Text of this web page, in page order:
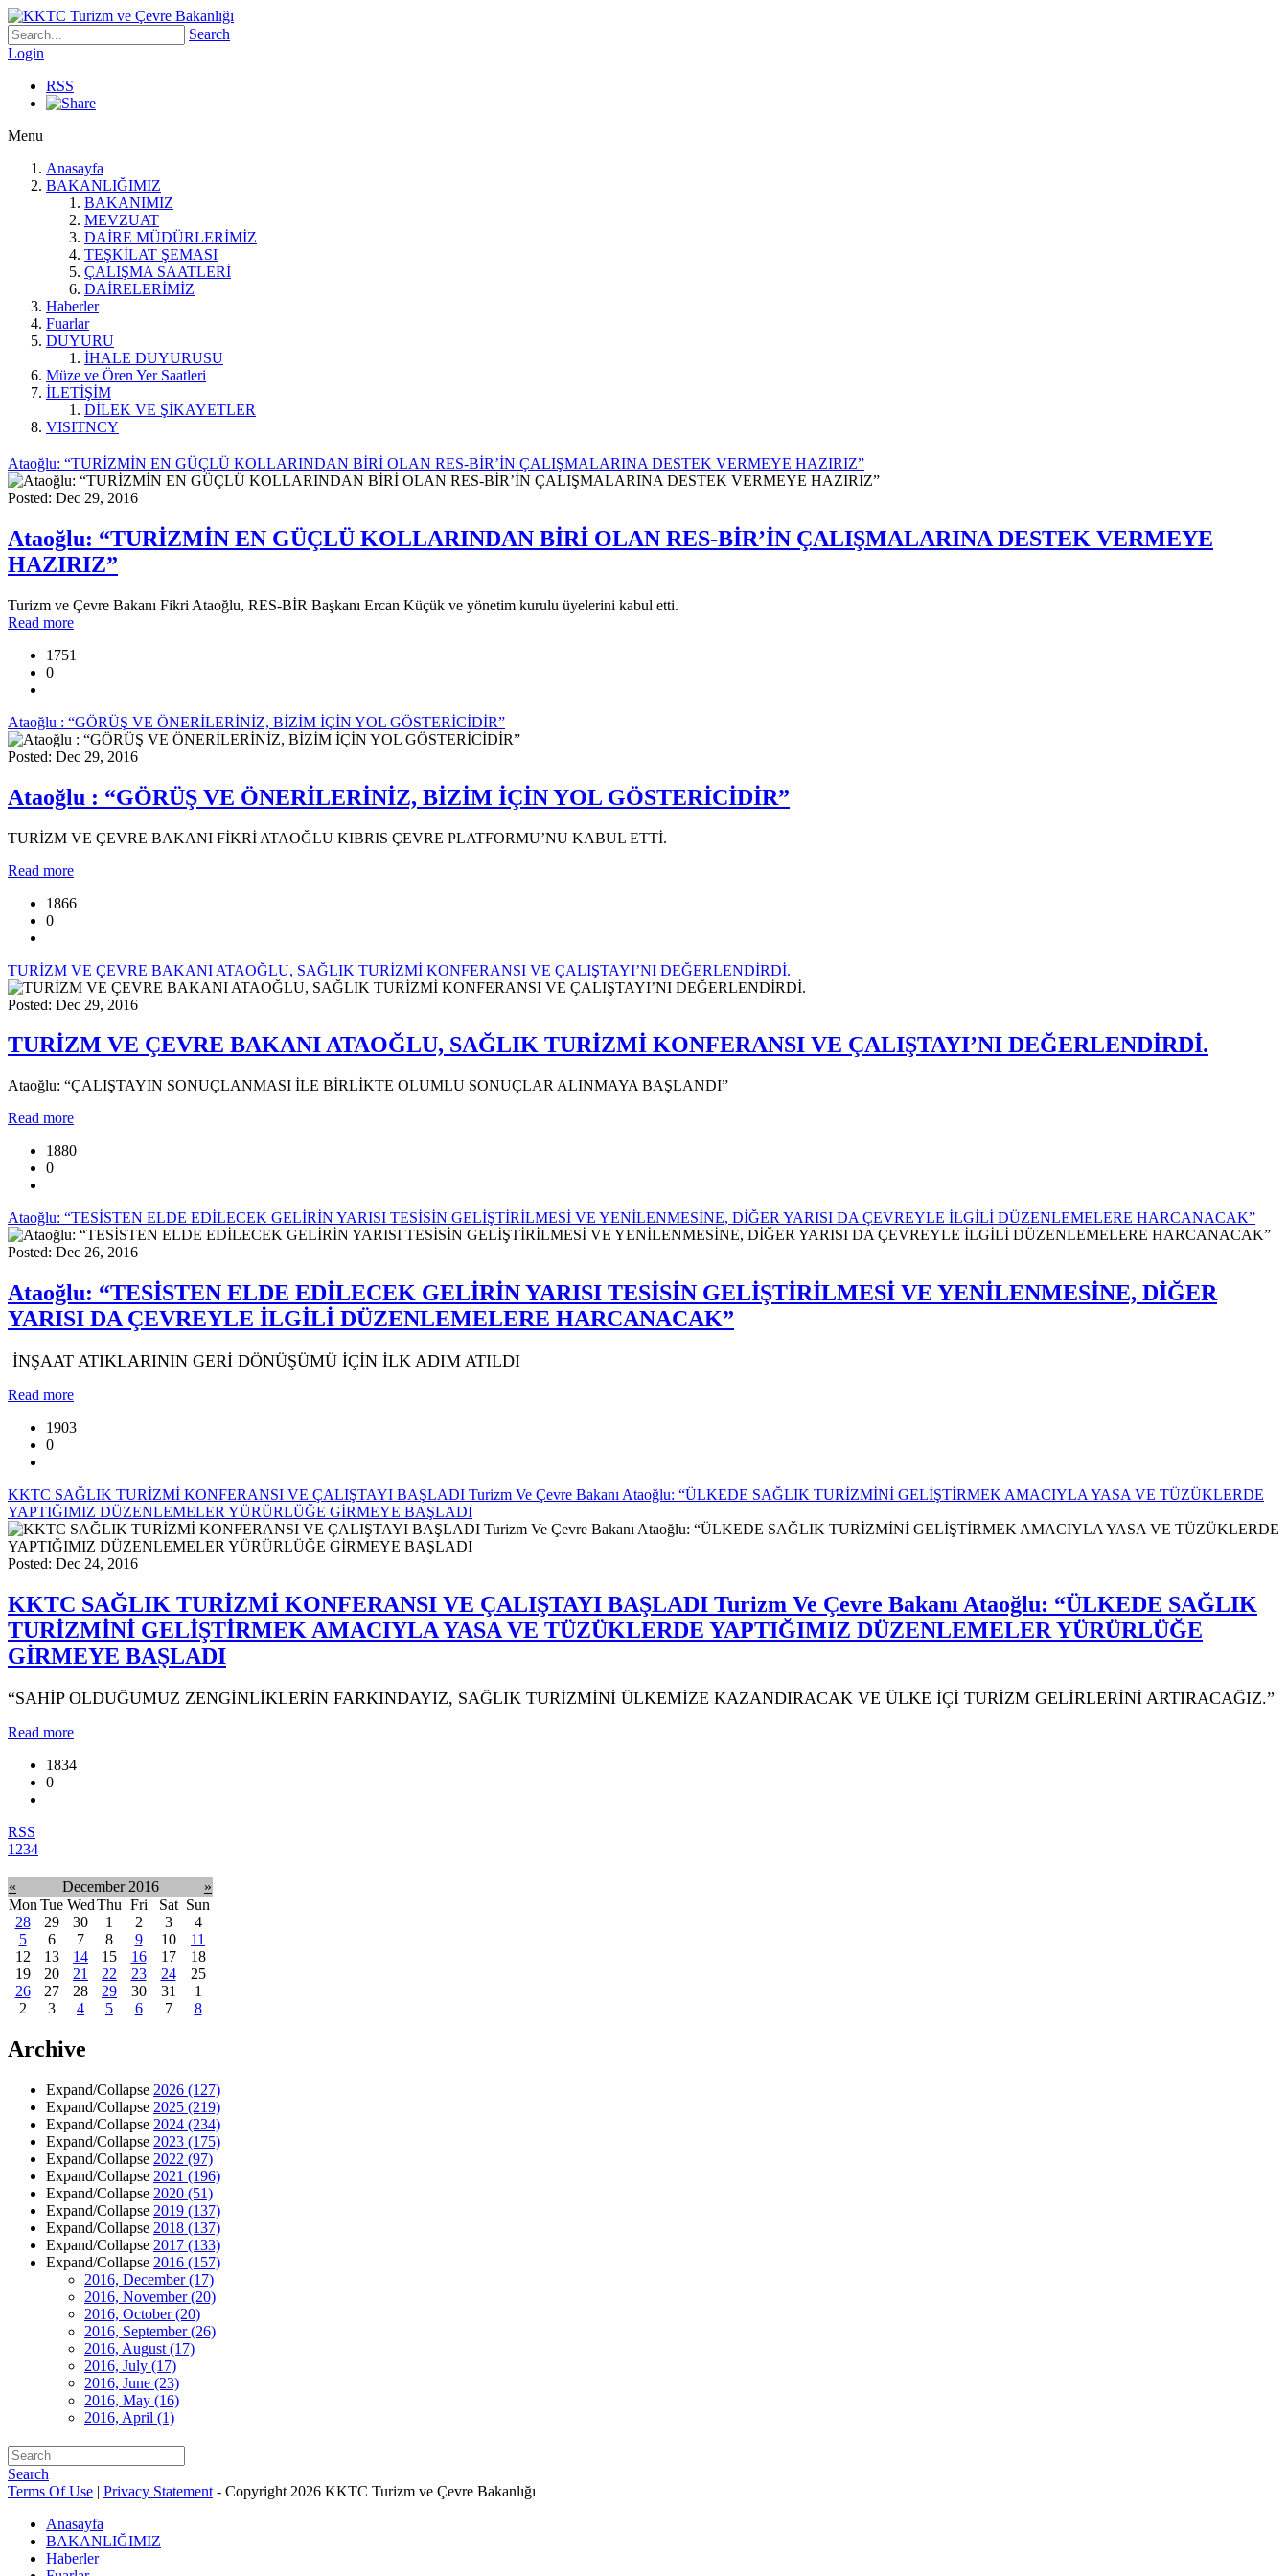
Search
Login
RSS
Menu
Anasayfa
BAKANLIĞIMIZ
BAKANIMIZ
MEVZUAT
DAİRE MÜDÜRLERİMİZ
TEŞKİLAT ŞEMASI
ÇALIŞMA SAATLERİ
DAİRELERİMİZ
Haberler
Fuarlar
DUYURU
İHALE DUYURUSU
Müze ve Ören Yer Saatleri
İLETİŞİM
DİLEK VE ŞİKAYETLER
VISITNCY
Ataoğlu: “TURİZMİN EN GÜÇLÜ KOLLARINDAN BİRİ OLAN RES-BİR’İN ÇALIŞMALARINA DESTEK VERMEYE HAZIRIZ”
Posted: Dec 29, 2016
Ataoğlu: “TURİZMİN EN GÜÇLÜ KOLLARINDAN BİRİ OLAN RES-BİR’İN ÇALIŞMALARINA DESTEK VERMEYE
HAZIRIZ”
Turizm ve Çevre Bakanı Fikri Ataoğlu, RES-BİR Başkanı Ercan Küçük ve yönetim kurulu üyelerini kabul etti.
Read more
1751
0
Ataoğlu : “GÖRÜŞ VE ÖNERİLERİNİZ, BİZİM İÇİN YOL GÖSTERİCİDİR”
Posted: Dec 29, 2016
Ataoğlu : “GÖRÜŞ VE ÖNERİLERİNİZ, BİZİM İÇİN YOL GÖSTERİCİDİR”
TURİZM VE ÇEVRE BAKANI FİKRİ ATAOĞLU KIBRIS ÇEVRE PLATFORMU’NU KABUL ETTİ.
Read more
1866
0
TURİZM VE ÇEVRE BAKANI ATAOĞLU, SAĞLIK TURİZMİ KONFERANSI VE ÇALIŞTAYI’NI DEĞERLENDİRDİ.
Posted: Dec 29, 2016
TURİZM VE ÇEVRE BAKANI ATAOĞLU, SAĞLIK TURİZMİ KONFERANSI VE ÇALIŞTAYI’NI DEĞERLENDİRDİ.
Ataoğlu: “ÇALIŞTAYIN SONUÇLANMASI İLE BİRLİKTE OLUMLU SONUÇLAR ALINMAYA BAŞLANDI”
Read more
1880
0
Ataoğlu: “TESİSTEN ELDE EDİLECEK GELİRİN YARISI TESİSİN GELİŞTİRİLMESİ VE YENİLENMESİNE, DİĞER YARISI DA ÇEVREYLE İLGİLİ DÜZENLEMELERE HARCANACAK”
Posted: Dec 26, 2016
Ataoğlu: “TESİSTEN ELDE EDİLECEK GELİRİN YARISI TESİSİN GELİŞTİRİLMESİ VE YENİLENMESİNE, DİĞER
YARISI DA ÇEVREYLE İLGİLİ DÜZENLEMELERE HARCANACAK”
İNŞAAT ATIKLARININ GERİ DÖNÜŞÜMÜ İÇİN İLK ADIM ATILDI
Read more
1903
0
KKTC SAĞLIK TURİZMİ KONFERANSI VE ÇALIŞTAYI BAŞLADI Turizm Ve Çevre Bakanı Ataoğlu: “ÜLKEDE SAĞLIK TURİZMİNİ GELİŞTİRMEK AMACIYLA YASA VE TÜZÜKLERDE
YAPTIĞIMIZ DÜZENLEMELER YÜRÜRLÜĞE GİRMEYE BAŞLADI
Posted: Dec 24, 2016
KKTC SAĞLIK TURİZMİ KONFERANSI VE ÇALIŞTAYI BAŞLADI Turizm Ve Çevre Bakanı Ataoğlu: “ÜLKEDE SAĞLIK
TURİZMİNİ GELİŞTİRMEK AMACIYLA YASA VE TÜZÜKLERDE YAPTIĞIMIZ DÜZENLEMELER YÜRÜRLÜĞE
GİRMEYE BAŞLADI
“SAHİP OLDUĞUMUZ ZENGİNLİKLERİN FARKINDAYIZ, SAĞLIK TURİZMİNİ ÜLKEMİZE KAZANDIRACAK VE ÜLKE İÇİ TURİZM GELİRLERİNİ ARTIRACAĞIZ.”
Read more
1834
0
RSS
1 234
« December 2016
»
Mon Tue WedThu Fri Sat Sun
28
29 30 1 2 3
4
5
6 7 8 9 10
11
12
13 14 15 16 17
18
19
20 21 22 23 24
25
26
27 28 29 30 31
1
2
3 4 5 6 7 8
Archive
Expand/Collapse 2026 (127)
Expand/Collapse 2025 (219)
Expand/Collapse 2024 (234)
Expand/Collapse 2023 (175)
Expand/Collapse 2022 (97)
Expand/Collapse 2021 (196)
Expand/Collapse 2020 (51)
Expand/Collapse 2019 (137)
Expand/Collapse 2018 (137)
Expand/Collapse 2017 (133)
Expand/Collapse 2016 (157)
2016, December(17)
2016, November(20)
2016, October(20)
2016, September(26)
2016, August (17)
2016, July (17)
2016, June (23)
2016, May (16)
2016, April (1)
Search
Terms Of Use | Privacy Statement - Copyright 2026 KKTC Turizm ve Çevre Bakanlığı
Anasayfa
BAKANLIĞIMIZ
Haberler